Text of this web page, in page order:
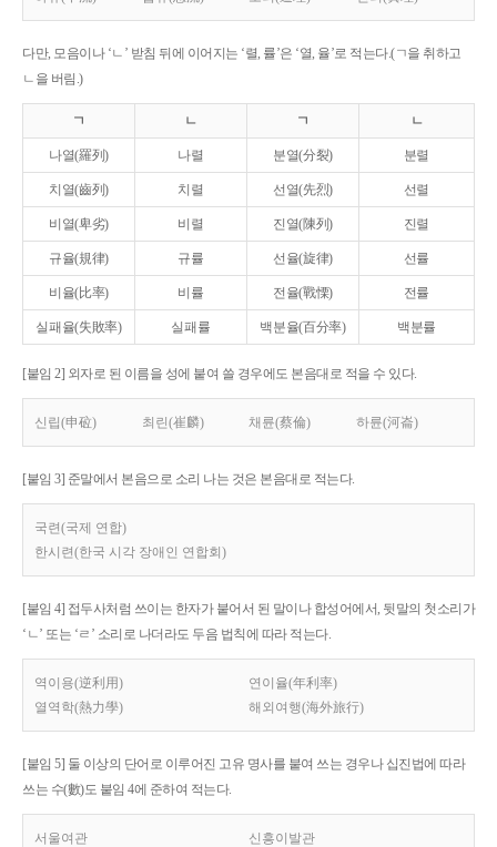
다만, 모음이나 ‘ㄴ’ 받침 뒤에 이어지는 ‘렬, 률’은 ‘열, 율’로 적는다.(ㄱ을 취하고
ㄴ을 버림.)
ㄱ ㄴ ㄱ ㄴ
나열(羅列) 나렬 분열(分裂) 분렬
치열(齒列) 치렬 선열(先烈) 선렬
비열(卑劣) 비렬 진열(陳列) 진렬
규율(規律) 규률 선율(旋律) 선률
비율(比率) 비률 전율(戰慄) 전률
실패율(失敗率) 실패률 백분율(百分率) 백분률
[붙임 2] 외자로 된 이름을 성에 붙여 쓸 경우에도 본음대로 적을 수 있다.
신립(申砬) 최린(崔麟) 채륜(蔡倫) 하륜(河崙)
[붙임 3] 준말에서 본음으로 소리 나는 것은 본음대로 적는다.
국련(국제 연합)
한시련(한국 시각 장애인 연합회)
[붙임 4] 접두사처럼 쓰이는 한자가 붙어서 된 말이나 합성어에서, 뒷말의 첫소리가
‘ㄴ’ 또는 ‘ㄹ’ 소리로 나더라도 두음 법칙에 따라 적는다.
역이용(逆利用)
연이율(年利率)
열역학(熱力學)
해외여행(海外旅行)
[붙임 5] 둘 이상의 단어로 이루어진 고유 명사를 붙여 쓰는 경우나 십진법에 따라
쓰는 수(數)도 붙임 4에 준하여 적는다.
서울여관 신흥이발관